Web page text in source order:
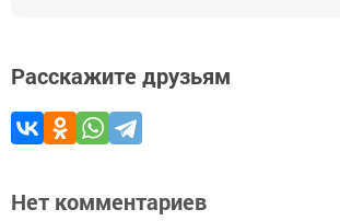
Расскажите друзьям
Нет комментариев